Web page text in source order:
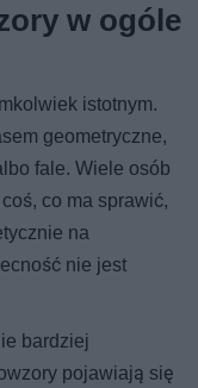
w ogóle
istotnym.
geometryczne,
fale. Wiele osób
co ma sprawić,
na
nie jest
bardziej
pojawiają się